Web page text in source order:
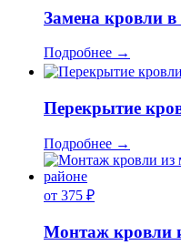
Замена кровли
Подробнее →
Перекрытие
Подробнее →
от 375 ₽
Монтаж кровли